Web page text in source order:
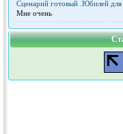
Сценарий готовый .Юбилей для
Мне очень